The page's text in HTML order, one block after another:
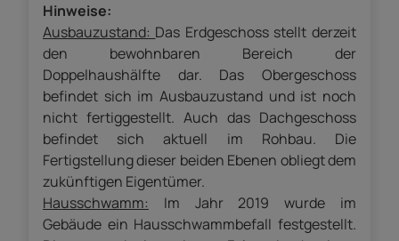
Hinweise:
Ausbauzustand: Das Erdgeschoss stellt derzeit
den bewohnbaren Bereich der
Doppelhaushälfte dar. Das Obergeschoss
befindet sich im Ausbauzustand und ist noch
nicht fertiggestellt. Auch das Dachgeschoss
befindet sich aktuell im Rohbau. Die
Fertigstellung dieser beiden Ebenen obliegt dem
zukünftigen Eigentümer.
Hausschwamm: Im Jahr 2019 wurde im
Gebäude ein Hausschwammbefall festgestellt.